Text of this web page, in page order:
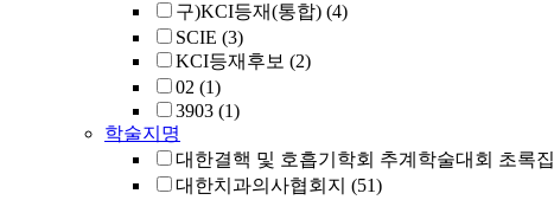
구)KCI등재(통합) (4)
SCIE (3)
KCI등재후보 (2)
02 (1)
3903 (1)
학술지명
대한결핵 및 호흡기학회 추계학술대회 초록집
대한치과의사협회지 (51)